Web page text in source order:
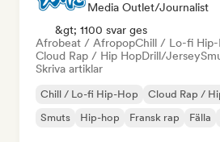
Media Outlet/Journalist
&gt; 1100 svar ges
Afrobeat / AfropopChill / Lo-fi Hip-
Cloud Rap / Hip HopDrill/Jersey
Skriva artiklar
Chill / Lo-fi Hip-Hop Cloud Rap /
Smuts
Hip-hop Fransk rap Fälla